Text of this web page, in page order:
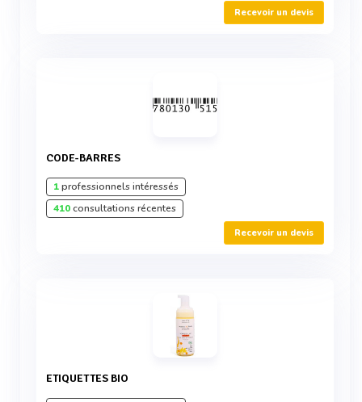
Recevoir un devis
CODE-BARRES
1professionnels intéressés
410consultations récentes
Recevoir un devis
ETIQUETTES BIO